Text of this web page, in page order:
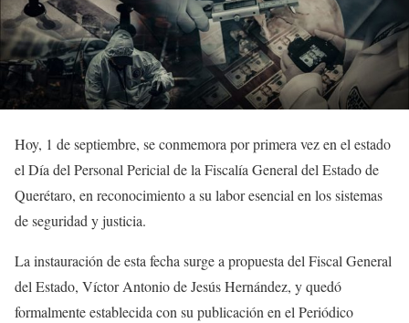
Hoy, 1 de septiembre, se conmemora por primera vez en el estado
el Día del Personal Pericial de la Fiscalía General del Estado de
Querétaro, en reconocimiento a su labor esencial en los sistemas
de seguridad y justicia.
La instauración de esta fecha surge a propuesta del Fiscal General
del Estado, Víctor Antonio de Jesús Hernández, y quedó
formalmente establecida con su publicación en el Periódico